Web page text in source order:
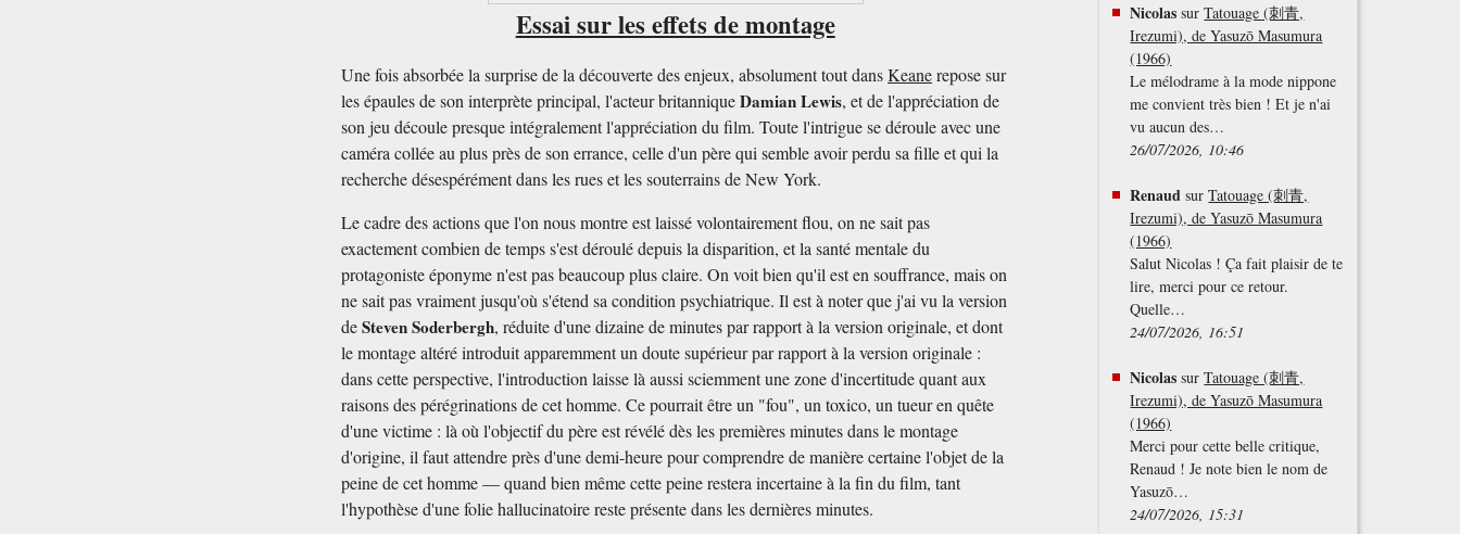
Essai sur les effets de montage
Une fois absorbée la surprise de la découverte des enjeux, absolument tout dansKeanerepose sur
les épaules de son interprète principal, l'acteur britanniqueDamian Lewis, et de l'appréciation de
son jeu découle presque intégralement l'appréciation du film. Toute l'intrigue se déroule avec une
caméra collée au plus près de son errance, celle d'un père qui semble avoir perdu sa fille et qui la
recherche désespérément dans les rues et les souterrains de New York.
Le cadre des actions que l'on nous montre est laissé volontairement flou, on ne sait pas
exactement combien de temps s'est déroulé depuis la disparition, et la santé mentale du
protagoniste éponyme n'est pas beaucoup plus claire. On voit bien qu'il est en souffrance, mais on
ne sait pas vraiment jusqu'où s'étend sa condition psychiatrique. Il est à noter que j'ai vu la version
deSteven Soderbergh, réduite d'une dizaine de minutes par rapport à la version originale, et dont
le montage altéré introduit apparemment un doute supérieur par rapport à la version originale :
dans cette perspective, l'introduction laisse là aussi sciemment une zone d'incertitude quant aux
raisons des pérégrinations de cet homme. Ce pourrait être un "fou", un toxico, un tueur en quête
d'une victime : là où l'objectif du père est révélé dès les premières minutes dans le montage
d'origine, il faut attendre près d'une demi-heure pour comprendre de manière certaine l'objet de la
peine de cet homme — quand bien même cette peine restera incertaine à la fin du film, tant
l'hypothèse d'une folie hallucinatoire reste présente dans les dernières minutes.
Nicolas surTatouage (刺青,
Irezumi), de Yasuzō Masumura
(1966)
Le mélodrame à la mode nippone
me convient très bien ! Et je n'ai
vu aucun des…
26/07/2026, 10:46
Renaud surTatouage (刺青,
Irezumi), de Yasuzō Masumura
(1966)
Salut Nicolas ! Ça fait plaisir de te
lire, merci pour ce retour.
Quelle…
24/07/2026, 16:51
Nicolas surTatouage (刺青,
Irezumi), de Yasuzō Masumura
(1966)
Merci pour cette belle critique,
Renaud ! Je note bien le nom de
Yasuzō…
24/07/2026, 15:31